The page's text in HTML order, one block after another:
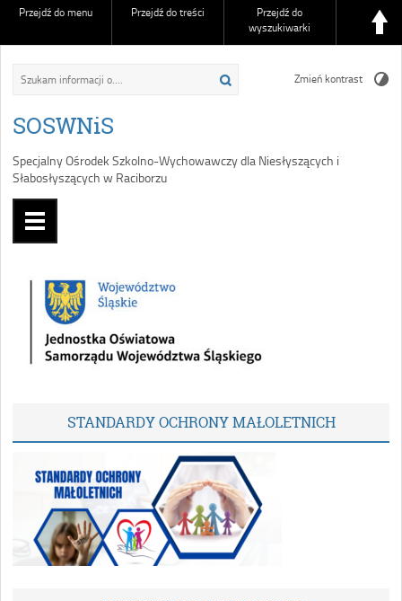
Przejdź do menu Przejdź do treści
Przejdź do
wyszukiwarki
SOSWNiS
Specjalny Ośrodek Szkolno-Wychowawczy dla Niesłyszących i
Słabosłyszących w Raciborzu
Zmień kontrast
STANDARDY OCHRONY MAŁOLETNICH